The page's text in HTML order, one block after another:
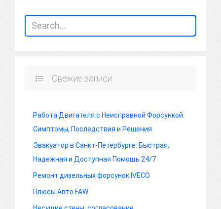
Свежие записи
Работа Двигателя с Неисправной Форсункой:
Симптомы, Последствия и Решения
Эвакуатор в Санкт-Петербурге: Быстрая,
Надежная и Доступная Помощь 24/7
Ремонт дизельных форсунок IVECO
Плюсы Авто FAW